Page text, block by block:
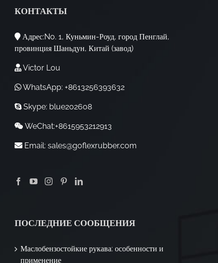
КОНТАКТЫ
Адрес:No. 1, Куньмин-Роуд, город Пенглай,
провинция Шаньдун, Китай (завод)
Victor Lou
WhatsApp: +8613256393632
Skype: blue202608
WeChat:+8615953212913
Email: sales@goflexrubber.com
ПОСЛЕДНИЕ СООБЩЕНИЯ
Маслобензостойкие рукава: особенности и
применение